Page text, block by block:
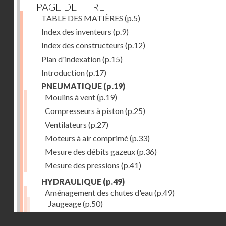
PAGE DE TITRE
TABLE DES MATIÈRES (p.5)
Index des inventeurs (p.9)
Index des constructeurs (p.12)
Plan d'indexation(p.15)
Introduction(p.17)
PNEUMATIQUE (p.19)
Moulins à vent(p.19)
Compresseurs à piston(p.25)
Ventilateurs (p.27)
Moteurs à air comprimé(p.33)
Mesure des débits gazeux(p.36)
Mesure des pressions (p.41)
HYDRAULIQUE (p.49)
Aménagement des chutes d'eau(p.49)
Jaugeage(p.50)